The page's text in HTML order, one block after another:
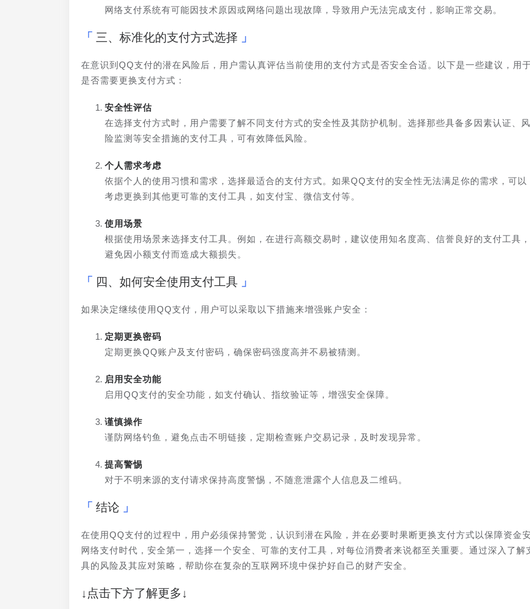
网络支付系统有可能因技术原因或网络问题出现故障，导致用户无法完成支付，影响正常交易。
三、标准化的支付方式选择
在意识到QQ支付的潜在风险后，用户需认真评估当前使用的支付方式是否安全合适。以下是一些建议，用
是否需要更换支付方式：
安全性评估
在选择支付方式时，用户需要了解不同支付方式的安全性及其防护机制。选择那些具备多因素认证、风
险监测等安全措施的支付工具，可有效降低风险。
个人需求考虑
依据个人的使用习惯和需求，选择最适合的支付方式。如果QQ支付的安全性无法满足你的需求，可以
考虑更换到其他更可靠的支付工具，如支付宝、微信支付等。
使用场景
根据使用场景来选择支付工具。例如，在进行高额交易时，建议使用知名度高、信誉良好的支付工具，
避免因小额支付而造成大额损失。
四、如何安全使用支付工具
如果决定继续使用QQ支付，用户可以采取以下措施来增强账户安全：
定期更换密码
定期更换QQ账户及支付密码，确保密码强度高并不易被猜测。
启用安全功能
启用QQ支付的安全功能，如支付确认、指纹验证等，增强安全保障。
谨慎操作
谨防网络钓鱼，避免点击不明链接，定期检查账户交易记录，及时发现异常。
提高警惕
对于不明来源的支付请求保持高度警惕，不随意泄露个人信息及二维码。
结论
在使用QQ支付的过程中，用户必须保持警觉，认识到潜在风险，并在必要时果断更换支付方式以保障资金
网络支付时代，安全第一，选择一个安全、可靠的支付工具，对每位消费者来说都至关重要。通过深入了解
具的风险及其应对策略，帮助你在复杂的互联网环境中保护好自己的财产安全。
↓点击下方了解更多↓